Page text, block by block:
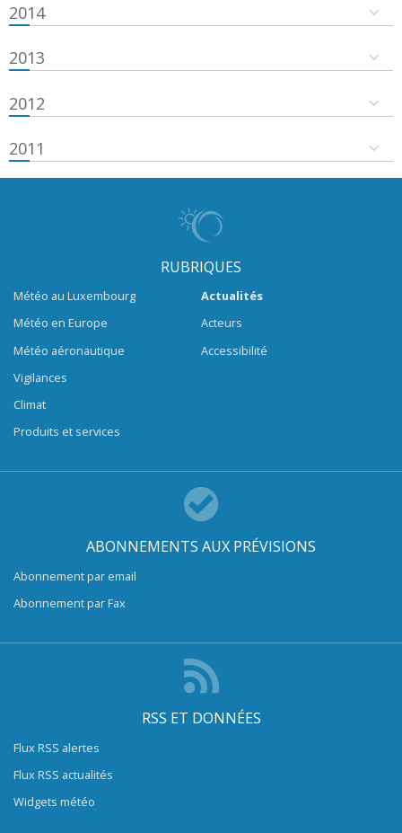
2014
2013
2012
2011
RUBRIQUES
Météo au Luxembourg
Météo en Europe
Météo aéronautique
Vigilances
Climat
Produits et services
Actualités
Acteurs
Accessibilité
ABONNEMENTS AUX PRÉVISIONS
Abonnement par email
Abonnement par Fax
RSS ET DONNÉES
Flux RSS alertes
Flux RSS actualités
Widgets météo